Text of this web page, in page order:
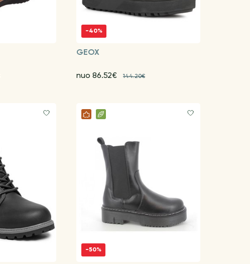
-40%
GEOX
nuo 86.52€ 144.20€
-50%